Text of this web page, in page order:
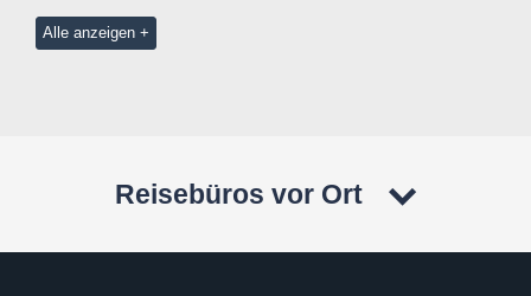
Alle anzeigen
Reisebüros vor Ort